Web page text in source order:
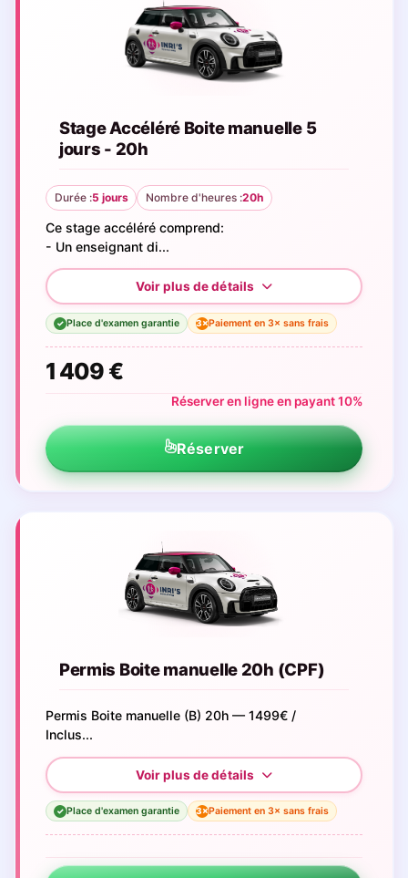
Stage Accéléré Boite manuelle 5
jours - 20h
Durée :5 jours Nombre d'heures :20h
Ce stage accéléré comprend:
- Un enseignant di...
✓ Place d'examen garantie 3×Paiement en 3× sans frais
1 409 €
Réserver en ligne en payant 10%
Réserver
Permis Boite manuelle 20h (CPF)
Permis Boite manuelle (B) 20h — 1499€ /
Inclus...
✓ Place d'examen garantie 3×Paiement en 3× sans frais